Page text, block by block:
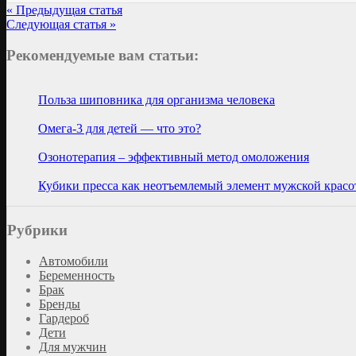
« Предыдущая статья
Следующая статья »
Рекомендуемые вам статьи:
Польза шиповника для организма человека
Омега-3 для детей — что это?
Озонотерапия – эффективный метод омоложения
Кубики пресса как неотъемлемый элемент мужской
Рубрики
Автомобили
Беременность
Брак
Бренды
Гардероб
Дети
Для мужчин